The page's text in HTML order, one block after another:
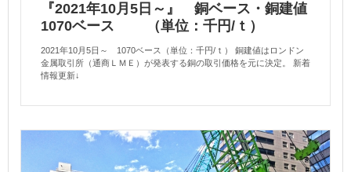
『2021年10月5日～』 銅ベース・銅建値
1070ベース （単位：千円/ｔ）
2021年10月5日～ 1070ベース（単位：千円/ｔ） 銅建値はロンドン
金属取引所（通商ＬＭＥ）が発表する銅の取引価格を元に決定。 新着
情報更新↓